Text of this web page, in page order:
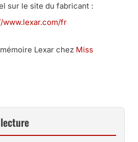
sur le site du fabricant :
www.lexar.com/fr
Lexar chez Miss